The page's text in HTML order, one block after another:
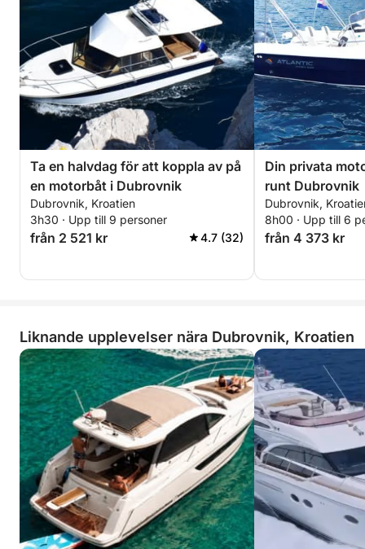
Ta en halvdag för att koppla av på
en motorbåt i Dubrovnik
Dubrovnik, Kroatien
3h30 · Upp till 9 personer
från 2 521 kr 4.7 (32)
Din privata
runt Dubrovnik
Dubrovnik,
8h00 · Upp till 6
från 4 373 kr
Liknande upplevelser nära Dubrovnik, Kroatien